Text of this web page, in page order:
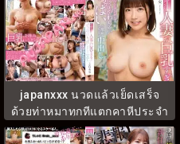
japanxxx นวดแล้วเย็ดเสร็จ
ด้วยท่าหมาทุกทีแตกคาหีประจำ
MRPA-005